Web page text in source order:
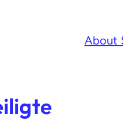
About